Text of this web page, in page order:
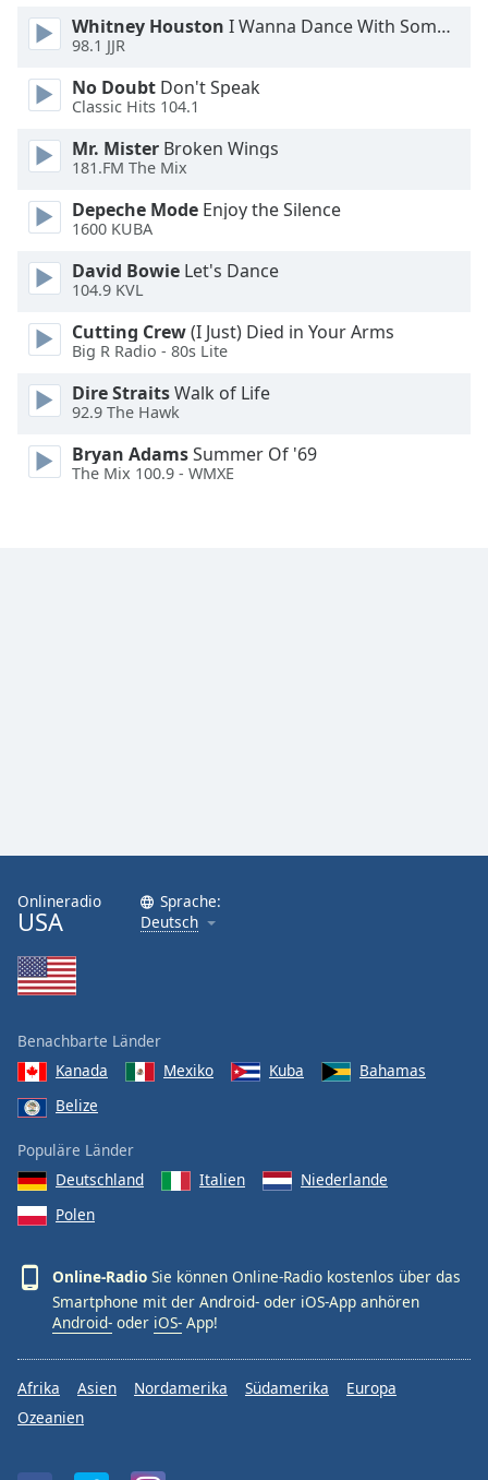
Font
Family
Reset
Done
Modal
Dialog
dialog
window.
Whitney Houston I Wanna Dance With Somebody
98.1 JJR
No Doubt Don't Speak
Classic Hits 104.1
Mr. Mister Broken Wings
181.FM The Mix
Depeche Mode Enjoy the Silence
1600 KUBA
David Bowie Let's Dance
104.9 KVL
Cutting Crew(I Just) Died in Your Arms
Big R Radio - 80s Lite
Dire StraitsWalk of Life
92.9 The Hawk
Bryan AdamsSummer Of '69
The Mix 100.9 - WMXE
Onlineradio
USA
Sprache:
Deutsch
Benachbarte Länder
Kanada
Mexiko Kuba
Bahamas
Belize
Populäre Länder
Deutschland
Italien
Niederlande
Polen
Online-Radio Sie können Online-Radio kostenlos über das
Smartphone mit der Android- oder iOS-App anhören
Android- oder iOS- App!
Afrika Asien Nordamerika Südamerika
Europa
Ozeanien